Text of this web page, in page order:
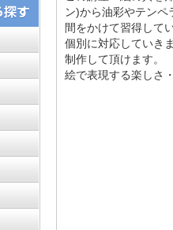
ン)から油彩やテン
間をかけて習得して
個別に対応していき
制作して頂けます。
絵で表現する楽しさ
特別・短期・1日講座